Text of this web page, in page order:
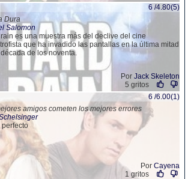
6 /4.80(5)
Dura
Salomon
rain es una muestra más del declive del cine
que ha invadido las pantallas en la última mitad
de los noventa.
Por Jack Skeleton
5 gritos
6 /6.00(1)
amigos cometen los mejores errores
perfecto
Por Cayena
1 gritos